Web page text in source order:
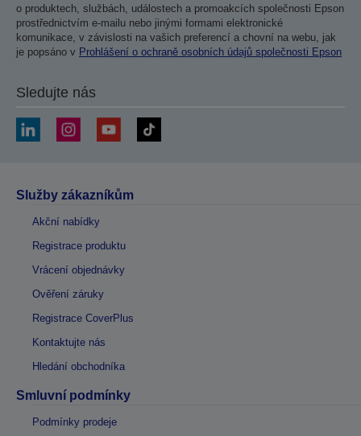
o produktech, službách, událostech a promoakcích společnosti Epson
prostřednictvím e-mailu nebo jinými formami elektronické
komunikace, v závislosti na vašich preferencí a chovní na webu, jak
je popsáno v Prohlášení o ochraně osobních údajů společnosti Epson
Sledujte nás
Služby zákazníkům
Akční nabídky
Registrace produktu
Vrácení objednávky
Ověření záruky
Registrace CoverPlus
Kontaktujte nás
Hledání obchodníka
Smluvní podmínky
Podmínky prodeje